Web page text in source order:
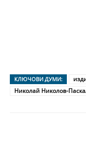
КЛЮЧОВИ ДУМИ:
Николай Николов-